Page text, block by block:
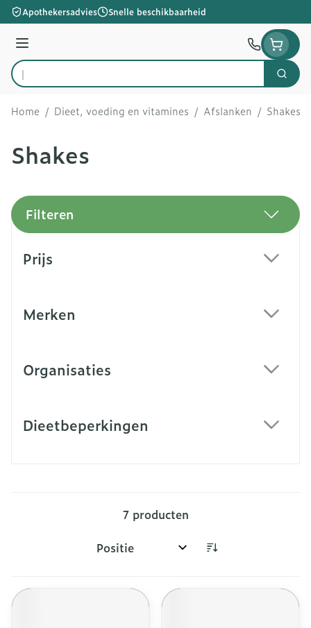
Ga naar de inhoud
Apothekersadvies Snelle beschikbaarheid
Menu
Product, merk, categorie...
Zoek
Home / Dieet, voeding en vitamines / Afslanken / Shakes
Shakes
Filteren
Prijs
Merken
Organisaties
Dieetbeperkingen
7producten
Sorteer op: